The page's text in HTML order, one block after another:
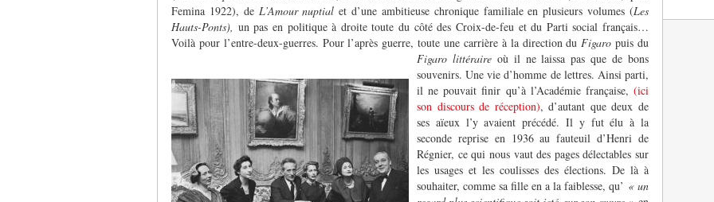
Femina 1922), de L’Amour nuptial et d’une ambitieuse chronique familiale en plusieurs volumes (Les
Hauts-Ponts), un pas en politique à droite toute du côté des Croix-de-feu et du Parti social français…
Voilà pour l’entre-deux-guerres. Pour l’après guerre, toute une carrière à la direction duFigaro puis du
Figaro littéraire où il ne laissa pas que de bons
souvenirs. Une vie d’homme de lettres. Ainsi parti,
il ne pouvait finir qu’à l’Académie française, (ici
son discours de réception), d’autant que deux de
ses aïeux l’y avaient précédé. Il y fut élu à la
seconde reprise en 1936 au fauteuil d’Henri de
Régnier, ce qui nous vaut des pages délectables sur
les usages et les coulisses des élections. De là à
souhaiter, comme sa fille en a la faiblesse, qu’ « un